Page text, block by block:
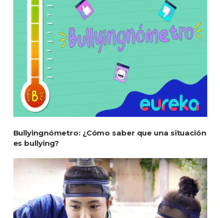
Bullyingnómetro: ¿Cómo saber que una situación
es bullying?